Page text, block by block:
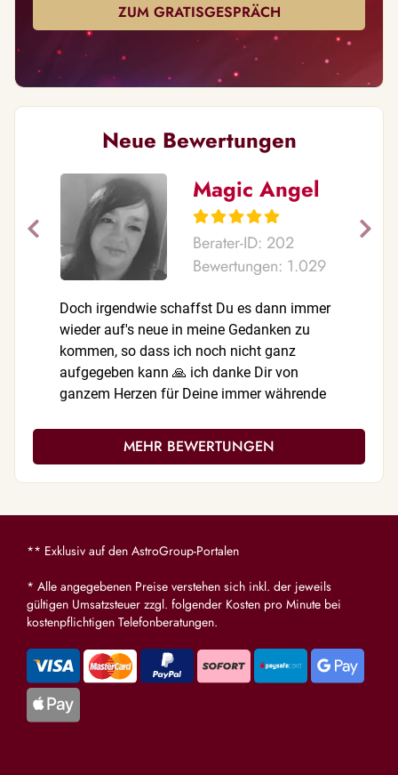
ZUM GRATISGESPRÄCH
Neue Bewertungen
Magic Angel
Berater-ID: 202
Bewertungen: 1.029
Doch irgendwie schaffst Du es dann immer
wieder auf's neue in meine Gedanken zu
kommen, so dass ich noch nicht ganz
aufgegeben kann 🙏 ich danke Dir von
ganzem Herzen für Deine immer währende
Deine grosse Unterstützung und dass Du mir
immer und immer wieder meine tränen weg
wischt 🩷 denn ich weiss auch, dass das
MEHR BEWERTUNGEN
** Exklusiv auf den AstroGroup-Portalen
* Alle angegebenen Preise verstehen sich inkl. der jeweils
gültigen Umsatzsteuer zzgl. folgender Kosten pro Minute bei
kostenpflichtigen Telefonberatungen.